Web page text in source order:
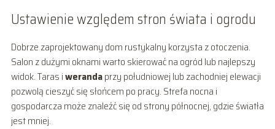
Ustawienie względem stron świata i ogrodu
Dobrze zaprojektowany dom rustykalny korzysta z otoczenia.
Salon z dużymi oknami warto skierować na ogród lub najlepszy
widok. Taras iwerandaprzy południowej lub zachodniej elewacji
pozwolą cieszyć się słońcem po pracy. Strefa nocna i
gospodarcza może znaleźć się od strony północnej, gdzie światła
jest mniej.